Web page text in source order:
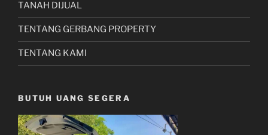
TANAH DIJUAL
TENTANG GERBANG PROPERTY
TENTANG KAMI
BUTUH UANG SEGERA